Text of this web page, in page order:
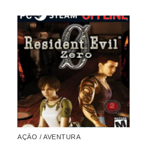
AÇÃO / AVENTURA